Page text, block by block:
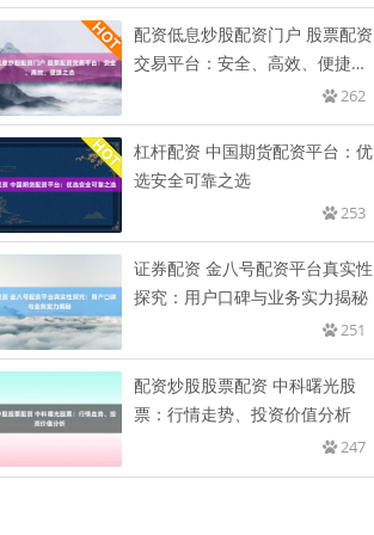
配资低息炒股配资门户 股票配资
交易平台：安全、高效、便捷之
262
杠杆配资 中国期货配资平台：优
选安全可靠之选
253
证券配资 金八号配资平台真实性
探究：用户口碑与业务实力揭秘
251
配资炒股股票配资 中科曙光股
票：行情走势、投资价值分析
247